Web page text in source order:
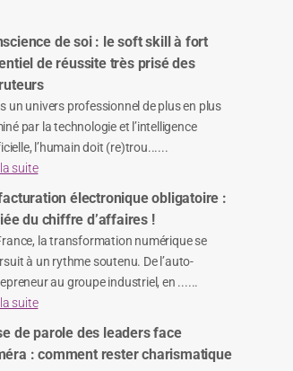
de soi : le soft skill à fort
de réussite très prisé des
un univers professionnel de plus en plus
par la technologie et l’intelligence
l’humain doit (re)trou......
suite
électronique obligatoire :
du chiffre d’affaires !
la transformation numérique se
à un rythme soutenu. De l’auto-
au groupe industriel, en ......
suite
de parole des leaders face
: comment rester charismatique